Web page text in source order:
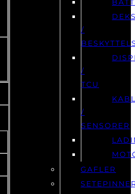
TCU
SENSORER
GAFLER